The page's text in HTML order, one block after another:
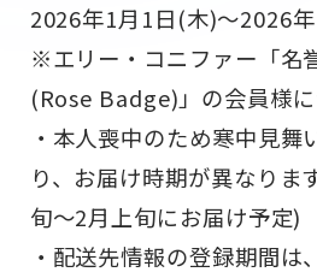
2026年1月1日(木)～2026
※エリー・コニファー「名
(Rose Badge)」の会員様
・本人喪中のため寒中見舞
り、お届け時期が異なりま
旬～2月上旬にお届け予定)
・配送先情報の登録期間は